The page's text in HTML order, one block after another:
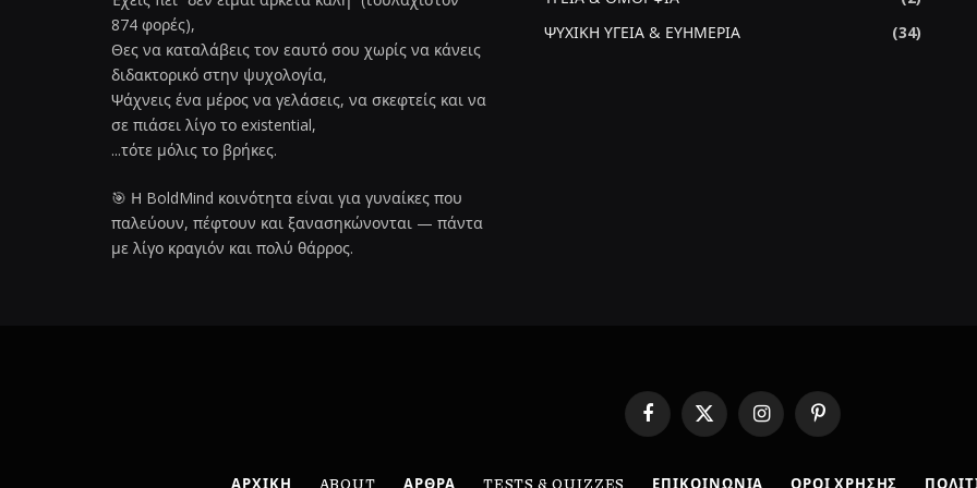
874 φορές),
Θες να καταλάβεις τον εαυτό σου χωρίς να κάνεις
διδακτορικό στην ψυχολογία,
Ψάχνεις ένα μέρος να γελάσεις, να σκεφτείς και να
σε πιάσει λίγο το existential,
...τότε μόλις το βρήκες.
🎯 Η BoldMind κοινότητα είναι για γυναίκες που
παλεύουν, πέφτουν και ξανασηκώνονται — πάντα
με λίγο κραγιόν και πολύ θάρρος.
ΨΥΧΙΚΗ ΥΓΕΙΑ & ΕΥΗΜΕΡΙΑ
(34)
Facebook
X
(Twitter)
InstagramPinterest
ΑΡΧΙΚΗ ABOUT ΑΡΘΡΑ TESTS & QUIZZES ΕΠΙΚΟΙΝΩΝΙΑ ΟΡΟΙ ΧΡΗΣΗΣ